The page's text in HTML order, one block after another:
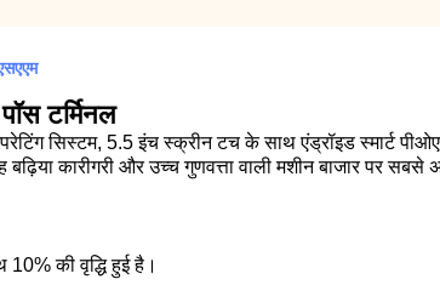
टर्मिनल
सिस्टम, 5.5 इंच स्क्रीन टच के साथ एंड्रॉइड स्मार्ट
कारीगरी और उच्च गुणवत्ता वाली मशीन बाजार पर सबसे
10% की वृद्धि हुई है।